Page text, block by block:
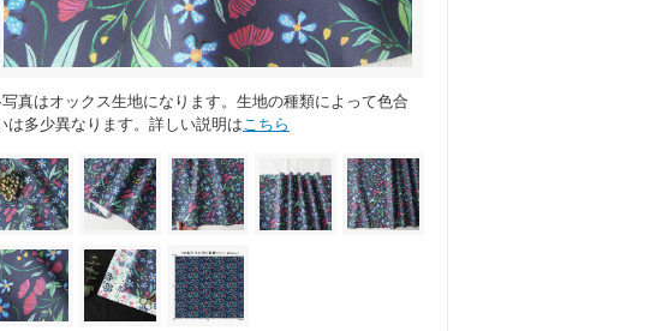
真はオックス生地になります。生地の種類によって色合
は多少異なります。詳しい説明はこちら